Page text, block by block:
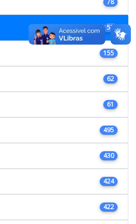
53
155
62
61
495
430
424
422